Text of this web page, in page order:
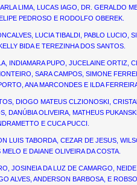
LIMA, LUCAS IAGO, DR. GERALDO
PEDROSO E RODOLFO OBEREK.
LUCIA TIBALDI, PABLO LUCIO,
BIDA E TEREZINHA DOS SANTOS.
INDIAMARA PUPO, JUCELAINE ORTIZ,
SARA CAMPOS, SIMONE
ANA MARCONDES E ILDA
DIOGO MATEUS CLZIONOSKI,
DANÚBIA OLIVEIRA, MATHEUS
E CUCA PUCCI.
LUIS TABORDA, CEZAR DE JESUS,
E DAIANE OLIVEIRA DA COSTA.
JOSINEIA DA LUZ DE CAMARGO,
ALVES, ANDERSON BARBOSA, E